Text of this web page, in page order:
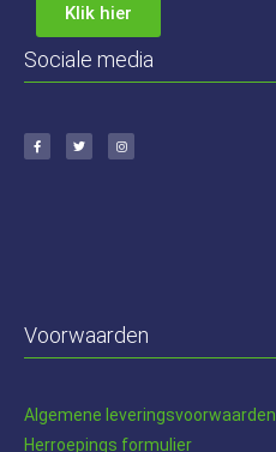
Klik hier
Sociale media
Voorwaarden
Algemene leveringsvoorwaarden
Herroepings formulier